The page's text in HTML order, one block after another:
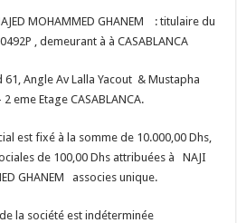
MOHAMMED GHANEM : titulaire du
, demeurant à à CASABLANCA
Angle Av Lalla Yacout & Mustapha
eme Etage CASABLANCA.
est fixé à la somme de 10.000,00 Dhs,
de 100,00 Dhs attribuées à NAJI
GHANEM associes unique.
la société est indéterminée